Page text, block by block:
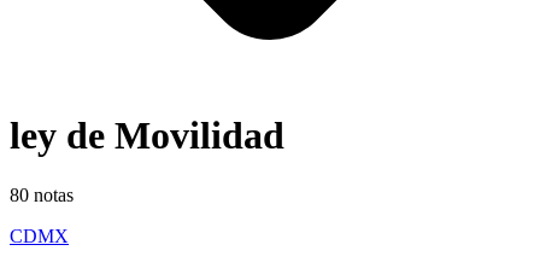
ley de Movilidad
80 notas
CDMX